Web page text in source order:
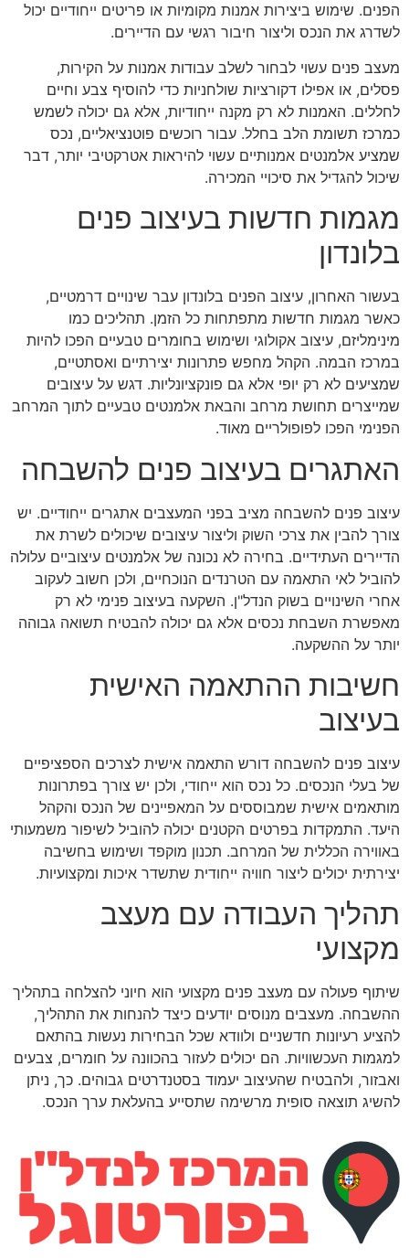
הפנים. שימוש ביצירות אמנות מקומיות או פריטים ייחודיים יכול
לשדרג את הנכס וליצור חיבור רגשי עם הדיירים.
מעצב פנים עשוי לבחור לשלב עבודות אמנות על הקירות,
פסלים, או אפילו דקורציות שולחניות כדי להוסיף צבע וחיים
לחללים. האמנות לא רק מקנה ייחודיות, אלא גם יכולה לשמש
כמרכז תשומת הלב בחלל. עבור רוכשים פוטנציאליים, נכס
שמציע אלמנטים אמנותיים עשוי להיראות אטרקטיבי יותר, דבר
שיכול להגדיל את סיכויי המכירה.
מגמות חדשות בעיצוב פנים
בלונדון
בעשור האחרון, עיצוב הפנים בלונדון עבר שינויים דרמטיים,
כאשר מגמות חדשות מתפתחות כל הזמן. תהליכים כמו
מינימליזם, עיצוב אקולוגי ושימוש בחומרים טבעיים הפכו להיות
במרכז הבמה. הקהל מחפש פתרונות יצירתיים ואסתטיים,
שמציעים לא רק יופי אלא גם פונקציונליות. דגש על עיצובים
שמייצרים תחושת מרחב והבאת אלמנטים טבעיים לתוך המרחב
הפנימי הפכו לפופולריים מאוד.
האתגרים בעיצוב פנים להשבחה
עיצוב פנים להשבחה מציב בפני המעצבים אתגרים ייחודיים. יש
צורך להבין את צרכי השוק וליצור עיצובים שיכולים לשרת את
הדיירים העתידיים. בחירה לא נכונה של אלמנטים עיצוביים עלולה
להוביל לאי התאמה עם הטרנדים הנוכחיים, ולכן חשוב לעקוב
אחרי השינויים בשוק הנדל"ן. השקעה בעיצוב פנימי לא רק
מאפשרת השבחת נכסים אלא גם יכולה להבטיח תשואה גבוהה
יותר על ההשקעה.
חשיבות ההתאמה האישית
בעיצוב
עיצוב פנים להשבחה דורש התאמה אישית לצרכים הספציפיים
של בעלי הנכסים. כל נכס הוא ייחודי, ולכן יש צורך בפתרונות
מותאמים אישית שמבוססים על המאפיינים של הנכס והקהל
היעד. התמקדות בפרטים הקטנים יכולה להוביל לשיפור משמעותי
באווירה הכללית של המרחב. תכנון מוקפד ושימוש בחשיבה
יצירתית יכולים ליצור חוויה ייחודית שתשדר איכות ומקצועיות.
תהליך העבודה עם מעצב
מקצועי
שיתוף פעולה עם מעצב פנים מקצועי הוא חיוני להצלחה בתהליך
ההשבחה. מעצבים מנוסים יודעים כיצד להנחות את התהליך,
להציע רעיונות חדשניים ולוודא שכל הבחירות נעשות בהתאם
למגמות העכשוויות. הם יכולים לעזור בהכוונה על חומרים, צבעים
ואבזור, ולהבטיח שהעיצוב יעמוד בסטנדרטים גבוהים. כך, ניתן
להשיג תוצאה סופית מרשימה שתסייע בהעלאת ערך הנכס.